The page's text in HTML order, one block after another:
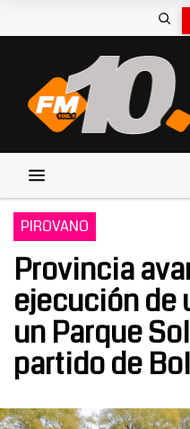
PIROVANO
Provincia
ejecución de
un Parque
partido de